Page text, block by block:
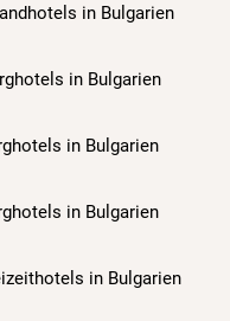
in Bulgarien
in Bulgarien
in Bulgarien
in Bulgarien
in Bulgarien